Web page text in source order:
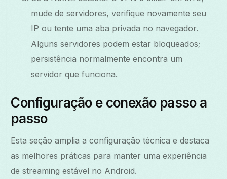
mude de servidores, verifique novamente seu
IP ou tente uma aba privada no navegador.
Alguns servidores podem estar bloqueados;
persistência normalmente encontra um
servidor que funciona.
Configuração e conexão passo a
passo
Esta seção amplia a configuração técnica e destaca
as melhores práticas para manter uma experiência
de streaming estável no Android.